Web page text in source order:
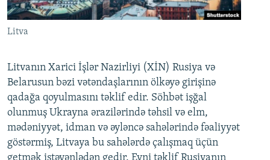
Litva
Litvanın Xarici İşlər Nazirliyi (XİN) Rusiya və
Belarusun bəzi vətəndaşlarının ölkəyə girişinə
qadağa qoyulmasını təklif edir. Söhbət işğal
olunmuş Ukrayna ərazilərində təhsil və elm,
mədəniyyət, idman və əyləncə sahələrində fəaliyyət
göstərmiş, Litvaya bu sahələrdə çalışmaq üçün